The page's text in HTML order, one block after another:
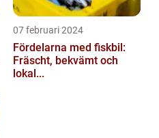
07 februari 2024
Fördelarna med fiskbil:
Fräscht, bekvämt och
lokal...